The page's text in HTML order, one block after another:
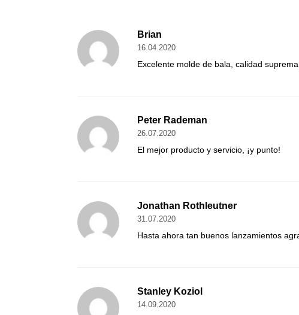
Brian
16.04.2020
Excelente molde de bala, calidad
Peter Rademan
26.07.2020
El mejor producto y servicio, ¡y punto!
Jonathan Rothleutner
31.07.2020
Hasta ahora tan buenos lanzamientos
Stanley Koziol
14.09.2020